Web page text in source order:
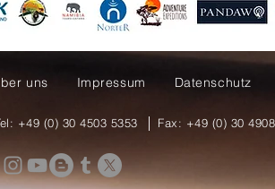
uns Impressum Datenschutz
+49 (0) 30 4503 5353 │ Fax: +49 (0) 30